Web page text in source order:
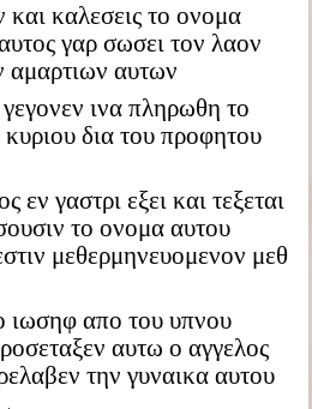
και καλεσεις το ονομα
γαρ σωσει τον λαον
αμαρτιων αυτων
ινα πληρωθη το
δια του προφητου
εν γαστρι εξει και τεξεται
το ονομα αυτου
μεθερμηνευομενον μεθ
ιωσηφ απο του υπνου
αυτω ο αγγελος
την γυναικα αυτου